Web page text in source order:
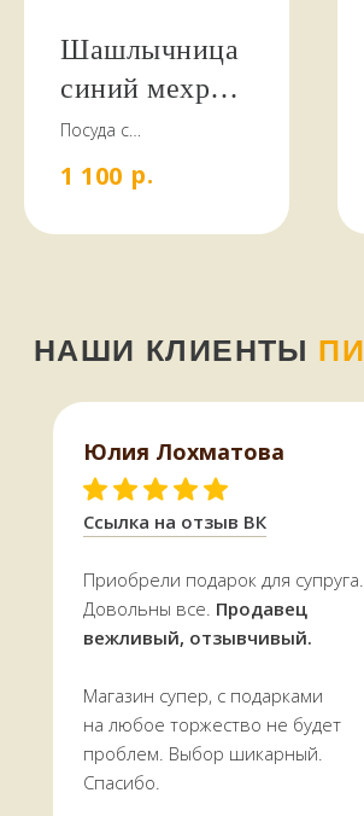
Шашлычница
синий мехроб
овальная 42
см
Посуда с
орнаментом станет
для тех, кто ценит
1 100 р.
Приобрели подарок для супруга.
Довольны все. Продавец
вежливый, отзывчивый.
Магазин супер, с подарками
на любое торжество не будет
проблем. Выбор шикарный.
Спасибо.
Ссылка на отзыв ВК
Юлия Лохматова
КАК МЫ РАБОТАЕМ,
ОПЛАТА И ДОСТАВКА
Всё, что есть на сайте, есть в наличии
в магазине в Терском переулке, дом 4
Доставляемзаказы по всей области.
УЗНАТЬ СТОИМОСТЬ ДОСТАВКИ